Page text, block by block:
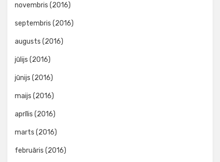
novembris (2016)
septembris (2016)
augusts (2016)
jūlijs (2016)
jūnijs (2016)
maijs (2016)
aprīlis (2016)
marts (2016)
februāris (2016)